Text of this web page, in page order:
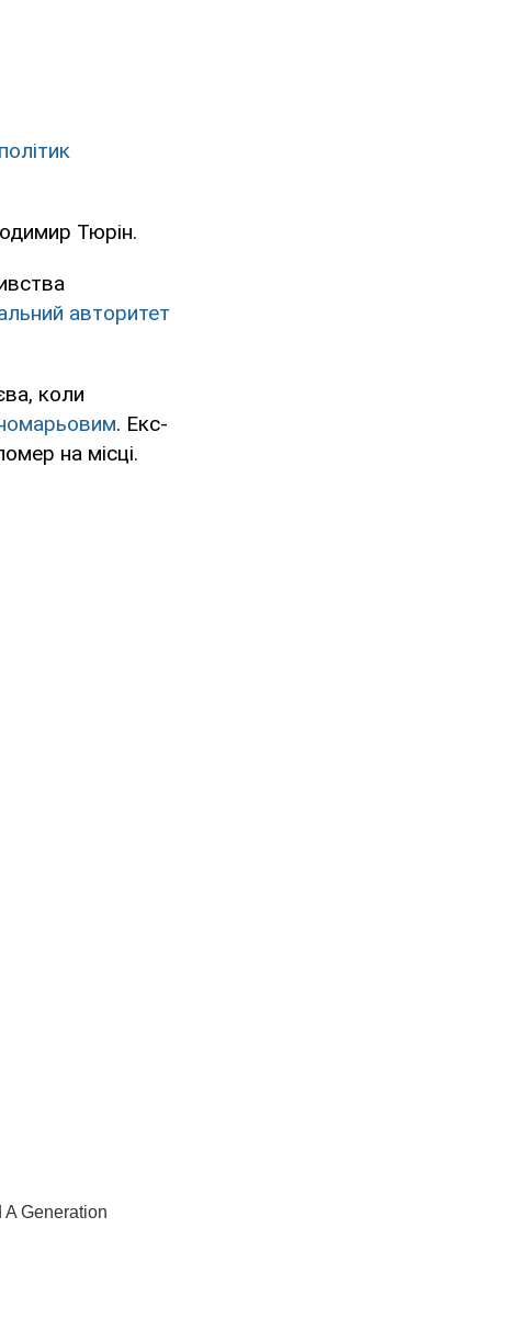
Тюрін.
авторитет
коли
. Екс-
на місці.